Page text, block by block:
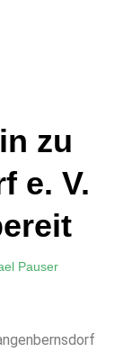
zu
e. V.
Pauser